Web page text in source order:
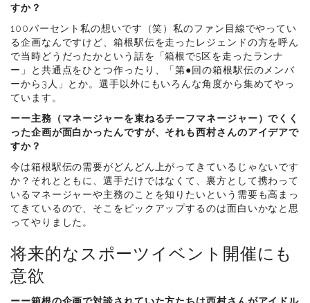
すか？
100パーセント私の想いです（笑）私のファン目線でやってい
る企画なんですけど、箱根駅伝を走ったレジェンドの方を呼ん
で当時どうだったかという話を「箱根で5区を走ったランナ
ー」と共通点をひとつ作ったり、「第●回の箱根駅伝のメンバ
ーから3人」とか。選手以外にもいろんな角度から集めてやっ
ています。
ーー主務（マネージャーを束ねるチーフマネージャー）でくく
った企画が面白かったんですが、それも西村さんのアイデアで
すか？
今は箱根駅伝の需要がどんどん上がってきているじゃないです
か？それとともに、選手だけではなくて、裏方として携わって
いるマネージャーや主務のことを知りたいという需要も高まっ
てきているので、そこをピックアップするのは面白いかなと思
ってやりました。
将来的なスポーツイベント開催にも
意欲
ーー箱根の企画で対談されていた方たちは西村さんがアイドル